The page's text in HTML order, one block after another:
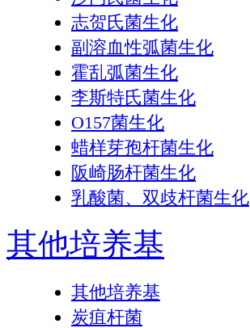
志贺氏菌生化
副溶血性弧菌生化
霍乱弧菌生化
李斯特氏菌生化
O157菌生化
蜡样芽孢杆菌生化
阪崎肠杆菌生化
乳酸菌、双歧杆菌生化
其他培养基
其他培养基
炭疽杆菌